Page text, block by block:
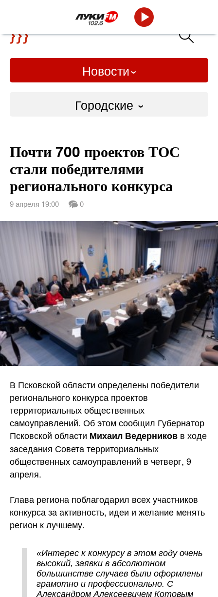
Новости
Городские
Слово Дело
Народные
Почти 700 проектов ТОС
стали победителями
регионального конкурса
9 апреля 19:00 0
В Псковской области определены победители
регионального конкурса проектов
территориальных общественных
самоуправлений. Об этом сообщил Губернатор
Псковской области Михаил Ведерников в ходе
заседания Совета территориальных
общественных самоуправлений в четверг, 9
апреля.
Глава региона поблагодарил всех участников
конкурса за активность, идеи и желание менять
регион к лучшему.
«Интерес к конкурсу в этом году очень
высокий, заявки в абсолютном
большинстве случаев были оформлены
грамотно и профессионально. С
Александром Алексеевичем Котовым